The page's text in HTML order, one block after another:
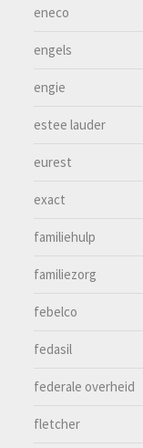
eneco
engels
engie
estee lauder
eurest
exact
familiehulp
familiezorg
febelco
fedasil
federale overheid
fletcher